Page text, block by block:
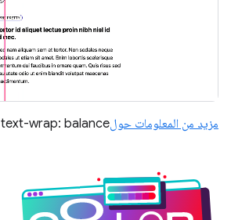
مزيد من المعلومات حولtext-wrap: balance